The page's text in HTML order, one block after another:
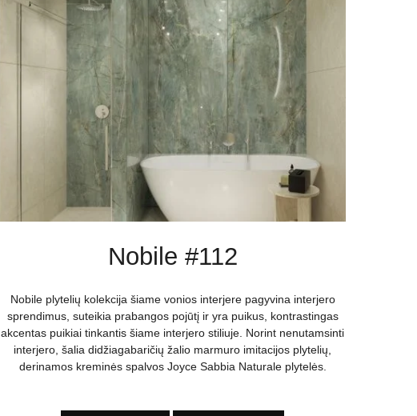
Nobile #112
Nobile plytelių kolekcija šiame vonios interjere pagyvina interjero
sprendimus, suteikia prabangos pojūtį ir yra puikus, kontrastingas
akcentas puikiai tinkantis šiame interjero stiliuje. Norint nenutamsinti
interjero, šalia didžiagabaričių žalio marmuro imitacijos plytelių,
derinamos kreminės spalvos Joyce Sabbia Naturale plytelės.